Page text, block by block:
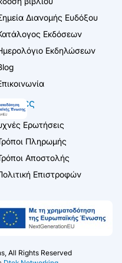
Διανομής Ευδόξου
Εκδόσεων
Εκδηλώσεων
Ερωτήσεις
Πληρωμής
Αποστολής
Επιστροφών
All Rights Reserved